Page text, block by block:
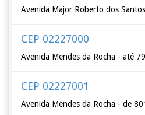
Avenida Major Roberto dos Santos
CEP 02227000
Avenida Mendes da Rocha - até
CEP 02227001
Avenida Mendes da Rocha - de